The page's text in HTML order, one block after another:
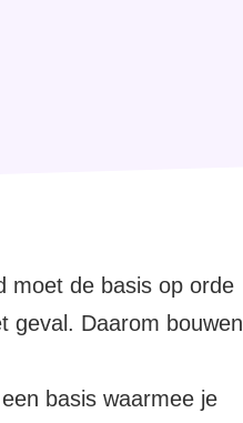
moet de basis op orde
geval. Daarom bouwen
basis waarmee je